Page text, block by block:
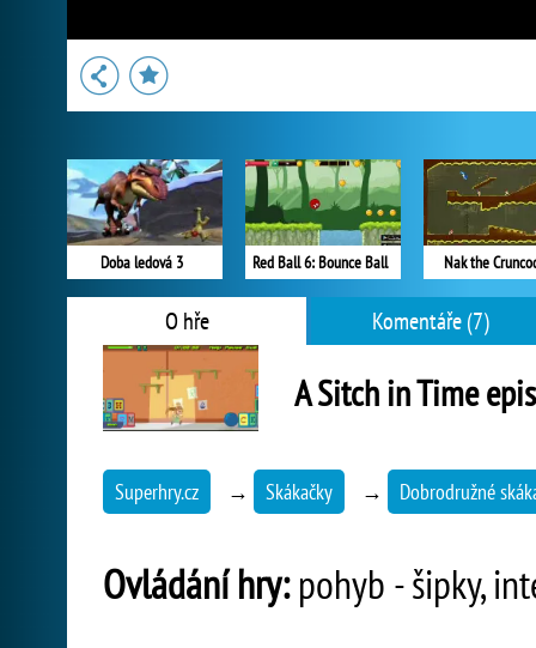
Doba ledová 3 Red Ball 6: Bounce Ball Nak the
O hře Komentáře (7)
A Sitch in Time
Superhry.cz → Skákačky → Dobrodružné
Ovládání hry:pohyb - šipky,